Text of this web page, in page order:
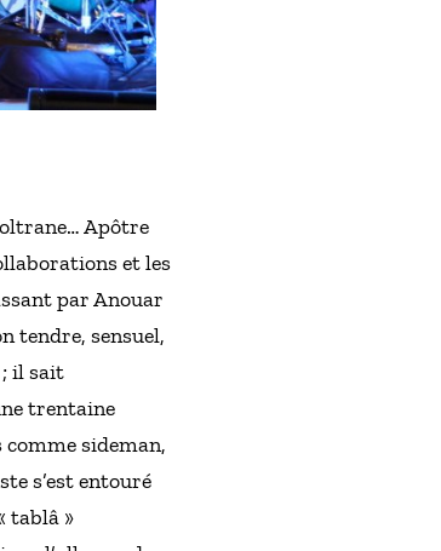
Apôtre
et les
par Anouar
tendre, sensuel,
il sait
trentaine
comme sideman,
s’est entouré
tablâ »